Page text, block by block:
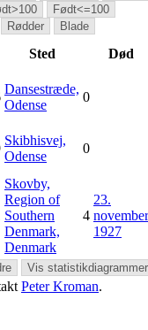
Født<=100
Rødder
Blade
Sted Død
Vis statistikdiagrammer
Dansestræde,
Odense
0
Skibhisvej,
Odense
0
Skovby,
Region of
Southern
Denmark,
Denmark
4
23.
november
1927
Peter Kroman.